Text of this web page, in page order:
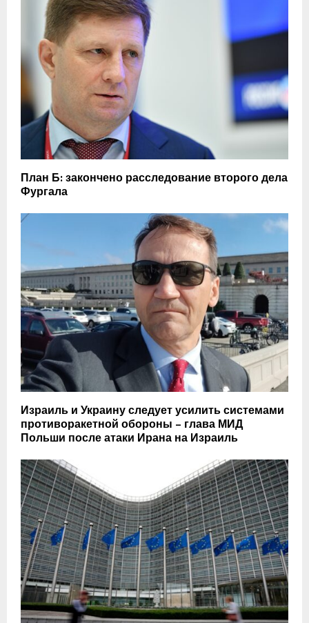
План Б: закончено расследование второго дела
Фургала
Израиль и Украину следует усилить системами
противоракетной обороны – глава МИД
Польши после атаки Ирана на Израиль